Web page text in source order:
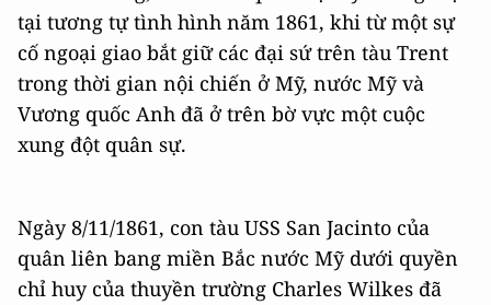
tại tương tự tình hình năm 1861, khi từ một sự
cố ngoại giao bắt giữ các đại sứ trên tàu Trent
trong thời gian nội chiến ở Mỹ, nước Mỹ và
Vương quốc Anh đã ở trên bờ vực một cuộc
xung đột quân sự.
Ngày 8/11/1861, con tàu USS San Jacinto của
quân liên bang miền Bắc nước Mỹ dưới quyền
chỉ huy của thuyền trường Charles Wilkes đã